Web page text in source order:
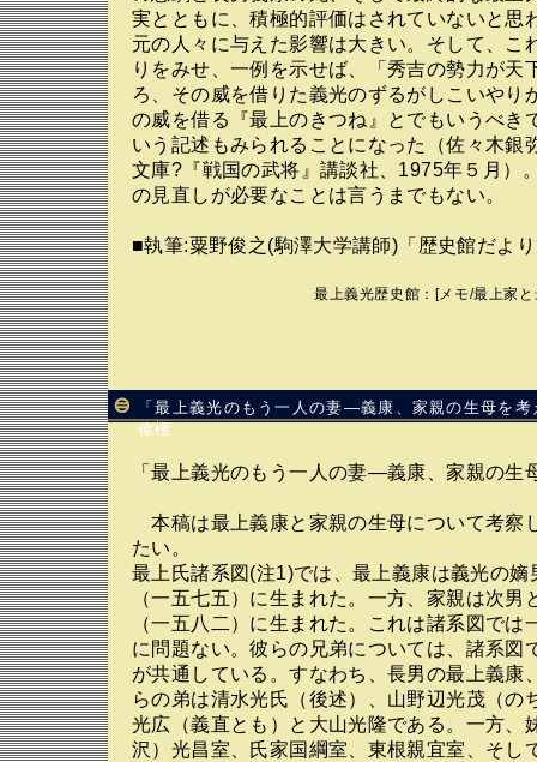
実とともに、積極的評価はされていないと思
元の人々に与えた影響は大きい。そして、こ
りをみせ、一例を示せば、「秀吉の勢力が天
ろ、その威を借りた義光のずるがしこいやり
の威を借る『最上のきつね』とでもいうべき
いう記述もみられることになった（佐々木銀
文庫?『戦国の武将』講談社、1975年５月）
の見直しが必要なことは言うまでもない。
■執筆:粟野俊之(駒澤大学講師)「歴史館だよ
最上義光歴史館 ：[メモ/最上家
「最上義光のもう一人の妻―義康、家親の生母
偉権
「最上義光のもう一人の妻―義康、家親の
本稿は最上義康と家親の生母について考察
たい。
最上氏諸系図(注1)では、最上義康は義光の嫡
（一五七五）に生まれた。一方、家親は次男
（一五八二）に生まれた。これは諸系図では
に問題ない。彼らの兄弟については、諸系図
が共通している。すなわち、長男の最上義康
らの弟は清水光氏（後述）、山野辺光茂（の
光広（義直とも）と大山光隆である。一方、
沢）光昌室、氏家国綱室、東根親宜室、そし